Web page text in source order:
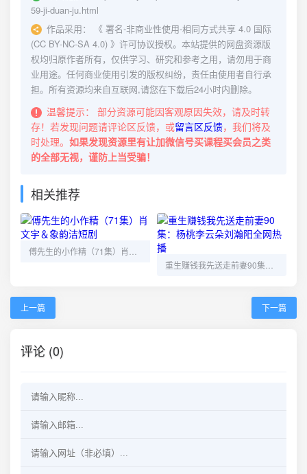
59-ji-duan-ju.html
作品采用：
《 署名-非商业性使用-相同方式共享 4.0 国际
(CC BY-NC-SA 4.0) 》许可协议授权。本站提供的网盘资源版
权均归原作者所有，仅供学习、研究和参考之用，请勿用于商
业用途。任何商业使用引发的版权纠纷，责任由使用者自行承
担。所有资源均来自互联网,请您在下载后24小时内删除。
温馨提示：
部分资源可能因客观原因失效，请及时转
存！若发现问题请评论区反馈，或留言区反馈，我们将及
时处理。 如果发现资源里有让加微信号买课程买会员之类
的全部无视，谨防上当受骗！
相关推荐
上一篇 下一篇
评论 (0)